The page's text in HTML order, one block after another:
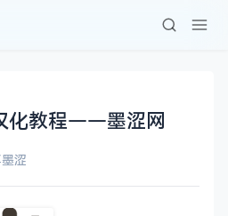
化教程——墨涩网
墨涩